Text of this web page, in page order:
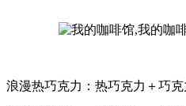
浪漫热巧克力：热巧克力＋巧